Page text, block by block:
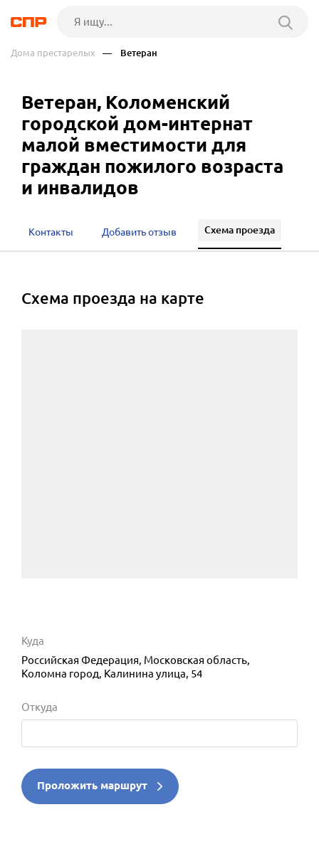
Дома престарелых — Ветеран
Ветеран, Коломенский
городской дом-интернат
малой вместимости для
граждан пожилого возраста
и инвалидов
cхема проезда на карте
Контакты Добавить отзыв Схема проезда
Куда
Российская Федерация, Московская область,
Коломна город, Калинина улица, 54
Откуда
Проложить маршрут